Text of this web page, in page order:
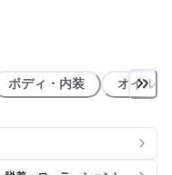
ボディ・内装 オイル類